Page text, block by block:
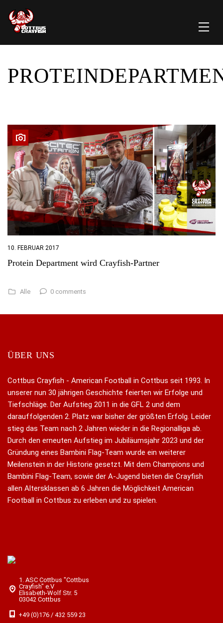
10. FEBRUAR 2017
Protein Department wird Crayfish-Partner
Alle 0 comments
ÜBER UNS
Cottbus Crayfish - American Football in Cottbus seit 1993. In
unserer nun 30 jährigen Geschichte feierten wir Erfolge und
Tiefschläge. Der Aufstieg 2011 in die GFL 2 und dem
darauffolgenden 2. Platz war bisher der größten Erfolg. Leider
stieg das Team nach 2 Jahren wieder in die Regionalliga ab.
Durch den erneuten Aufstieg im Jubiläumsjahr 2023 und der
Gründung eines Bambini Flag-Team wurde ein weiterer
Meilenstein in der Historie gesetzt. Mit dem Champions und
Bambini Flag-Team, sowie der A-Jugend bieten die Crayfish
allen Altersklassen ab 6 Jahren die Möglichkeit American
Football in Cottbus zu erleben und zu spielen.
1. ASC Cottbus "Cottbus
Crayfish" e.V
Elisabeth-Wolf Str. 5
03042 Cottbus
+49 (0)176 / 432 559 23